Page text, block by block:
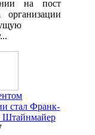
на пост
организации
стал Франк-
Штайнмайер